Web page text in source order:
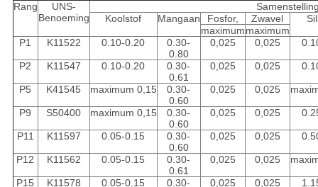
Rang
UNS-
Benoeming
Koolstof
Mangaan Fosfor, Zwavel
maximummaximum
P1
K11522 0.10-0.20
0.30-
0.80
0,025 0,025
P2 K11547 0.10-0.20
0.30-
0.61
0,025 0,025
P5 K41545 maximum 0,15
0.30-
0.60
0,025 0,025
P9 S50400 maximum 0,15
0.30-
0.60
0,025 0,025
P11 K11597 0.05-0.15
0.30-
0.60
0,025 0,025
P12 K11562 0.05-0.15
0.30-
0.61
0,025 0,025
P15 K11578 0.05-0.15
0.30-
0,025 0,025